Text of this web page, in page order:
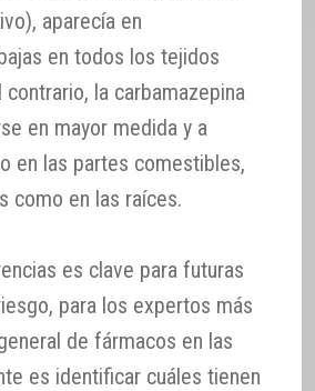
aparecía en
en todos los tejidos
la carbamazepina
en mayor medida y a
en las partes comestibles,
como en las raíces.
es clave para futuras
para los expertos más
de fármacos en las
es identificar cuáles tienen